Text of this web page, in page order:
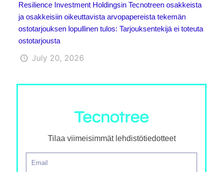
Resilience Investment Holdingsin Tecnotreen osakkeista
ja osakkeisiin oikeuttavista arvopapereista tekemän
ostotarjouksen lopullinen tulos: Tarjouksentekijä ei toteuta
ostotarjousta
July 20, 2026
Tilaa viimeisimmät lehdistötiedotteet